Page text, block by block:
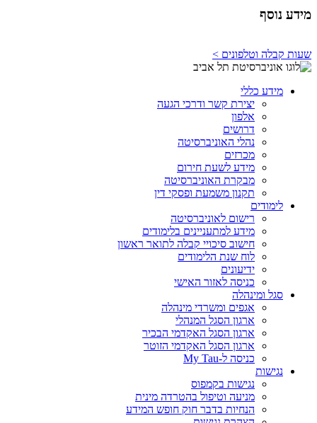
מידע נוסף
שעות קבלה וטלפונים >
מידע כללי
יצירת קשר ודרכי הגעה
אלפון
דרושים
נהלי האוניברסיטה
מכרזים
מידע לשעת חירום
מבקרת האוניברסיטה
תקנון משמעת ופסקי דין
לימודים
רישום לאוניברסיטה
מידע למתעניינים בלימודים
חישוב סיכויי קבלה לתואר ראשון
לוח שנת הלימודים
ידיעונים
כניסה לאזור האישי
סגל ומינהלה
אגפים ומשרדי מינהלה
ארגון הסגל המנהלי
ארגון הסגל האקדמי הבכיר
ארגון הסגל האקדמי הזוטר
כניסה ל-My Tau
נגישות
נגישות בקמפוס
מניעה וטיפול בהטרדה מינית
הנחיות בדבר חוק חופש המידע